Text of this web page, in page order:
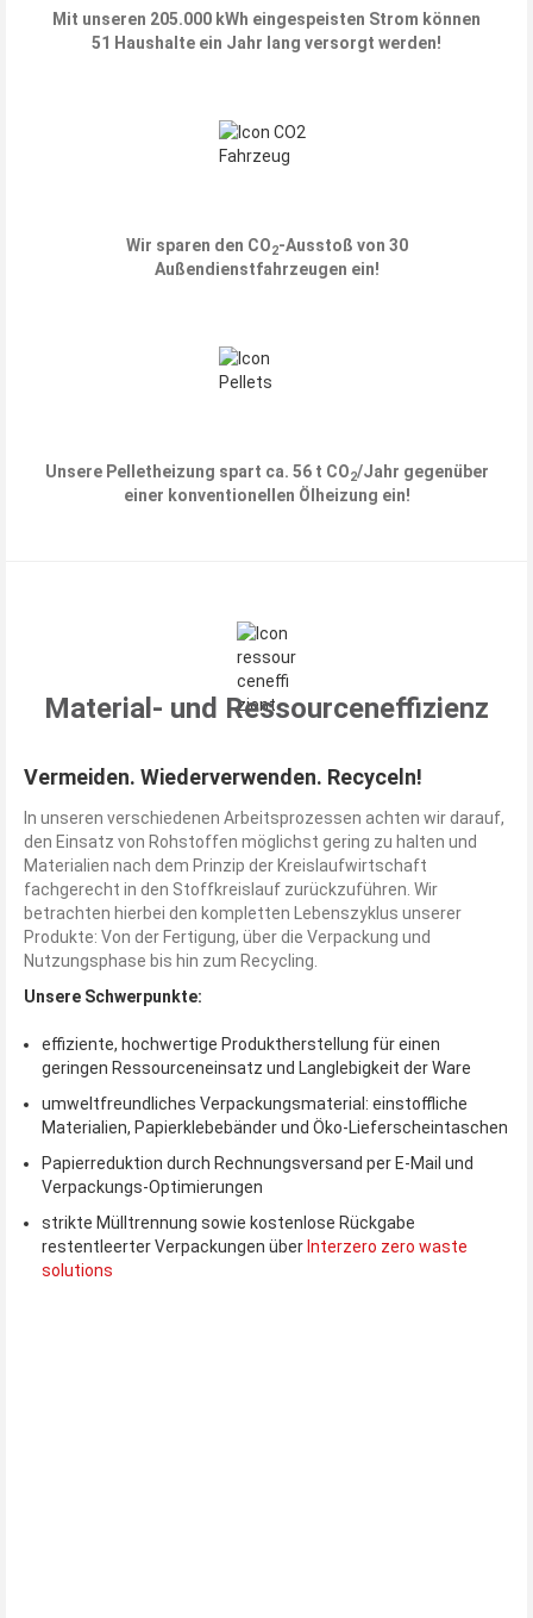
Mit unseren 205.000 kWh eingespeisten Strom können
51 Haushalte ein Jahr lang versorgt werden!
Wir sparen den CO2-Ausstoß von 30
Außendienstfahrzeugen ein!
Unsere Pelletheizung spart ca. 56 t CO2/Jahr gegenüber
einer konventionellen Ölheizung ein!
Material- und Ressourceneffizienz
Vermeiden. Wiederverwenden. Recyceln!
In unseren verschiedenen Arbeitsprozessen achten wir darauf,
den Einsatz von Rohstoffen möglichst gering zu halten und
Materialien nach dem Prinzip der Kreislaufwirtschaft
fachgerecht in den Stoffkreislauf zurückzuführen. Wir
betrachten hierbei den kompletten Lebenszyklus unserer
Produkte: Von der Fertigung, über die Verpackung und
Nutzungsphase bis hin zum Recycling.
Unsere Schwerpunkte:
effiziente, hochwertige Produktherstellung für einen
geringen Ressourceneinsatz und Langlebigkeit der Ware
umweltfreundliches Verpackungsmaterial: einstoffliche
Materialien, Papierklebebänder und Öko-Lieferscheintaschen
Papierreduktion durch Rechnungsversand per E-Mail und
Verpackungs-Optimierungen
strikte Mülltrennung sowie kostenlose Rückgabe
restentleerter Verpackungen über Interzero zero waste
solutions